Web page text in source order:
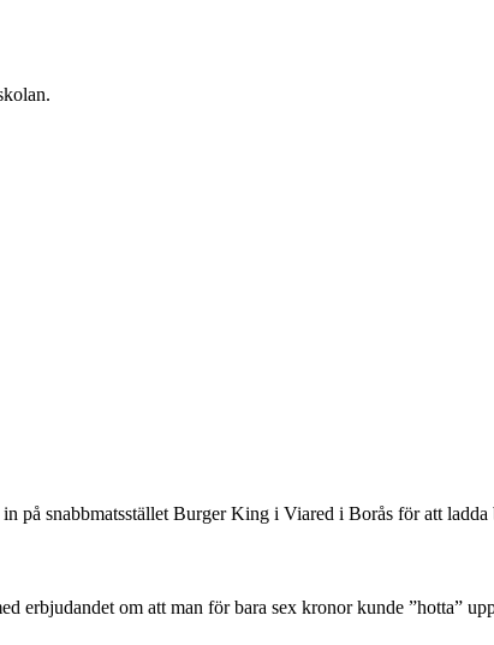
på snabbmatsstället Burger King i Viared i Borås för att ladda
erbjudandet om att man för bara sex kronor kunde ”hotta”